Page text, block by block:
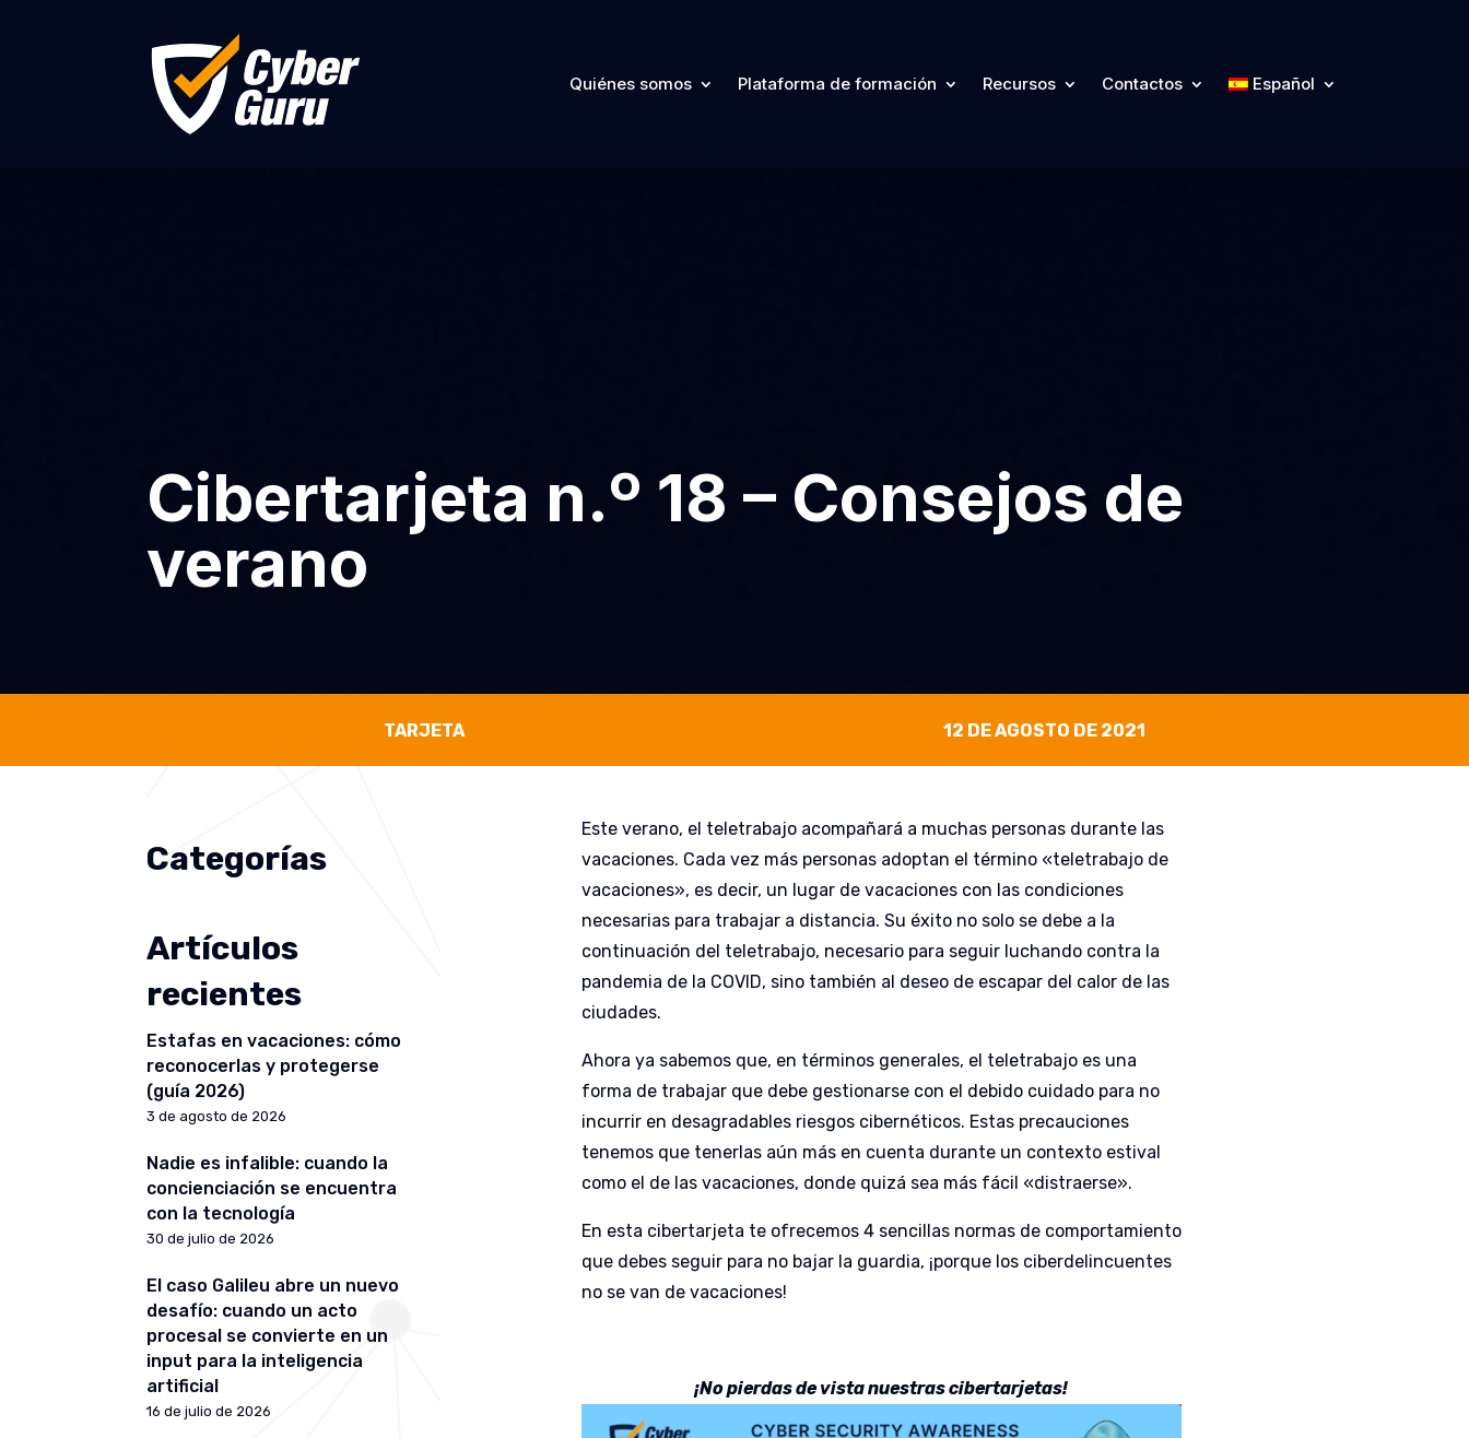
Quiénes somos Plataforma de formación Recursos Contactos Español
Cibertarjeta n.º 18 – Consejos de
verano
TARJETA 12 DE AGOSTO DE 2021
Categorías
Artículos
recientes
Estafas en vacaciones: cómo
reconocerlas y protegerse
(guía 2026)
3 de agosto de 2026
Nadie es infalible: cuando la
concienciación se encuentra
con la tecnología
30 de julio de 2026
El caso Galileu abre un nuevo
desafío: cuando un acto
procesal se convierte en un
input para la inteligencia
artificial
16 de julio de 2026
Este verano, el teletrabajo acompañará a muchas personas durante las
vacaciones. Cada vez más personas adoptan el término «teletrabajo de
vacaciones», es decir, un lugar de vacaciones con las condiciones
necesarias para trabajar a distancia. Su éxito no solo se debe a la
continuación del teletrabajo, necesario para seguir luchando contra la
pandemia de la COVID, sino también al deseo de escapar del calor de las
ciudades.
Ahora ya sabemos que, en términos generales, el teletrabajo es una
forma de trabajar que debe gestionarse con el debido cuidado para no
incurrir en desagradables riesgos cibernéticos. Estas precauciones
tenemos que tenerlas aún más en cuenta durante un contexto estival
como el de las vacaciones, donde quizá sea más fácil «distraerse».
En esta cibertarjeta te ofrecemos 4 sencillas normas de comportamiento
que debes seguir para no bajar la guardia, ¡porque los ciberdelincuentes
no se van de vacaciones!
¡No pierdas de vista nuestras cibertarjetas!